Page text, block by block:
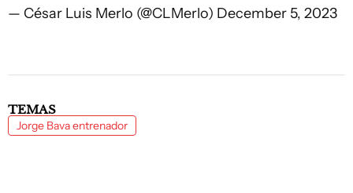
— César Luis Merlo (@CLMerlo) December 5, 2023
TEMAS
Jorge Bava entrenador